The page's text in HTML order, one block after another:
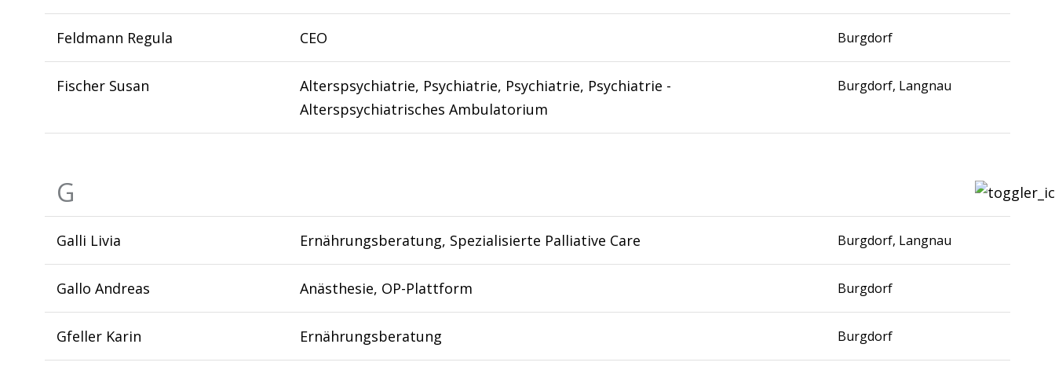
Feldmann Regula CEO Burgdorf
Fischer Susan
Alterspsychiatrie, Psychiatrie, Psychiatrie, Psychiatrie -
Alterspsychiatrisches Ambulatorium
Burgdorf, Langnau
G
Galli Livia Ernährungsberatung, Spezialisierte Palliative Care Burgdorf, Langnau
Gallo Andreas Anästhesie, OP-Plattform Burgdorf
Gfeller Karin Ernährungsberatung Burgdorf